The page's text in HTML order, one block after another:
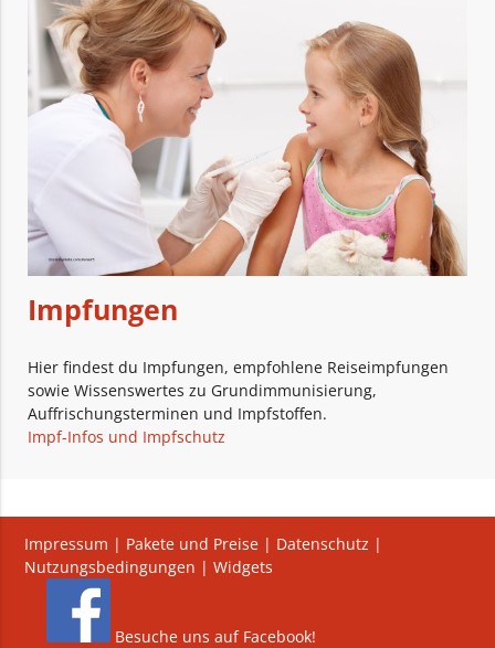
Impfungen
Hier findest du Impfungen, empfohlene Reiseimpfungen
sowie Wissenswertes zu Grundimmunisierung,
Auffrischungsterminen und Impfstoffen.
Impf-Infos und Impfschutz
Impressum | Pakete und Preise | Datenschutz |
Nutzungsbedingungen |Widgets
Besuche uns auf Facebook!